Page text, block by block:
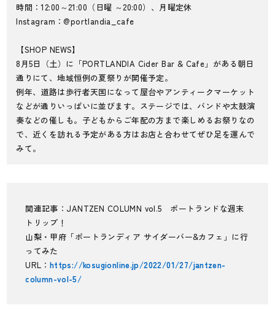
時間：12:00～21:00（日曜 ～20:00）、月曜定休
Instagram：@portlandia_cafe
【SHOP NEWS】
8月5日（土）に「PORTLANDIA Cider Bar & Cafe」がある朝日
通りにて、地域恒例の夏祭りが開催予定。
例年、道路は歩行者天国になって屋台やアンティークマーケット
などが通りいっぱいに並びます。ステージでは、バンドや太鼓演
奏などの催しも。子どもからご年配の方まで楽しめるお祭りなの
で、近くを訪れる予定がある方はお店と合わせてぜひ足を運んで
みて。
関連記事：JANTZEN COLUMN vol.5 ポートランドな週末
トリップ！
山梨・甲府「ポートランディア サイダーバー&カフェ」に行
ってみた
URL： https://kosugionline.jp/2022/01/27/jantzen-
column-vol-5/